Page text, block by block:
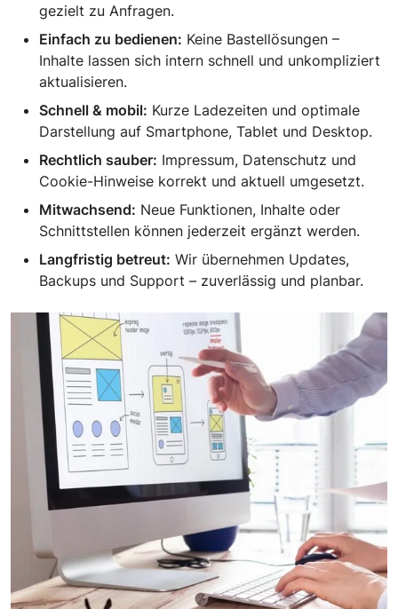
gezielt zu Anfragen.
Einfach zu bedienen: Keine Bastellösungen –
Inhalte lassen sich intern schnell und unkompliziert
aktualisieren.
Schnell & mobil: Kurze Ladezeiten und optimale
Darstellung auf Smartphone, Tablet und Desktop.
Rechtlich sauber: Impressum, Datenschutz und
Cookie-Hinweise korrekt und aktuell umgesetzt.
Mitwachsend: Neue Funktionen, Inhalte oder
Schnittstellen können jederzeit ergänzt werden.
Langfristig betreut: Wir übernehmen Updates,
Backups und Support – zuverlässig und planbar.